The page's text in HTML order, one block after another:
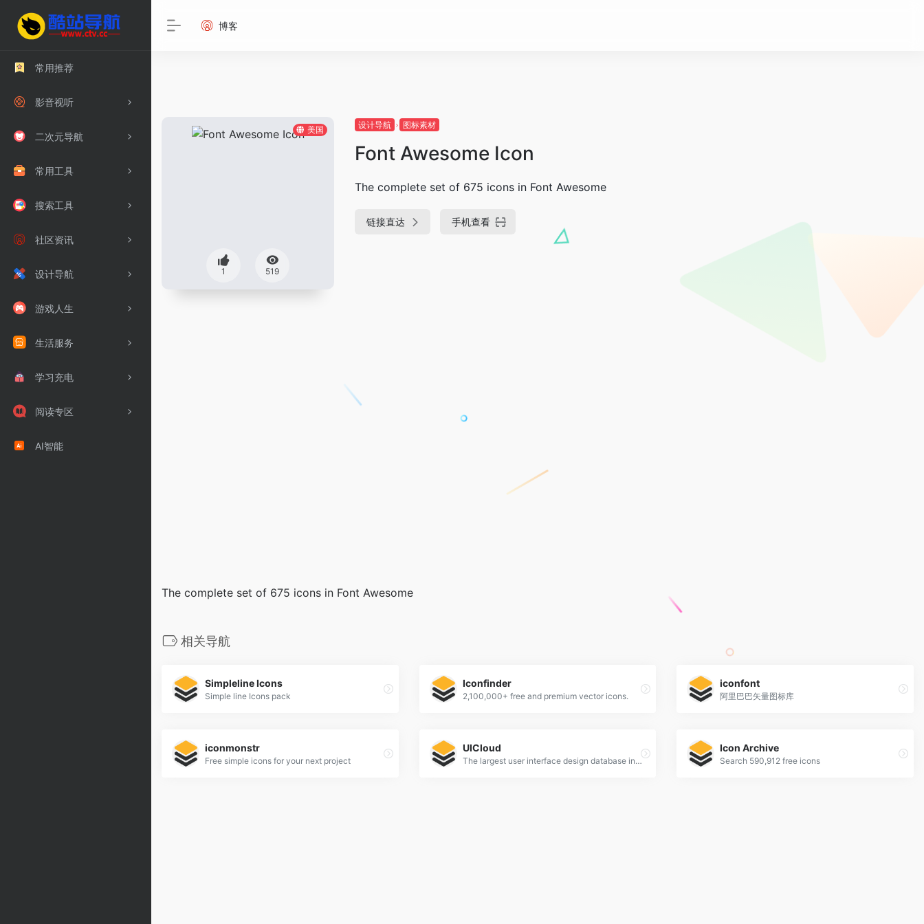
常用推荐
影音视听
二次元导航
常用工具
搜索工具
社区资讯
设计导航
游戏人生
生活服务
学习充电
阅读专区
AI智能
博客
美国
1 519
设计导航 图标素材
Font Awesome Icon
The complete set of 675 icons in Font Awesome
链接直达 手机查看
The complete set of 675 icons in Font Awesome
相关导航
Simpleline Icons
Simple line Icons pack
Iconfinder
2,100,000+ free and premium vector icons.
iconfont
阿里巴巴矢量图标库
iconmonstr
Free simple icons for your next project
UICloud
The largest user interface design database in the world.
Icon Archive
Search 590,912 free icons